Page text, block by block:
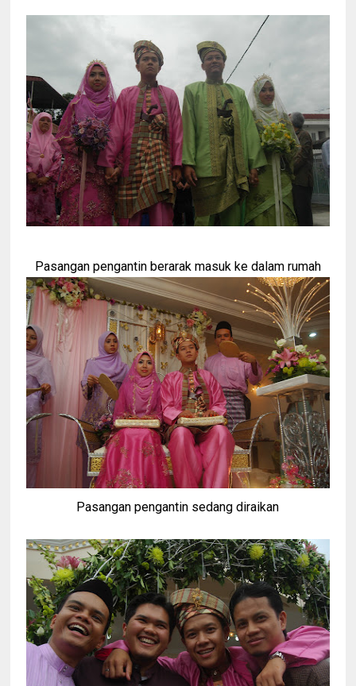
Pasangan pengantin berarak masuk ke dalam rumah
Pasangan pengantin sedang diraikan